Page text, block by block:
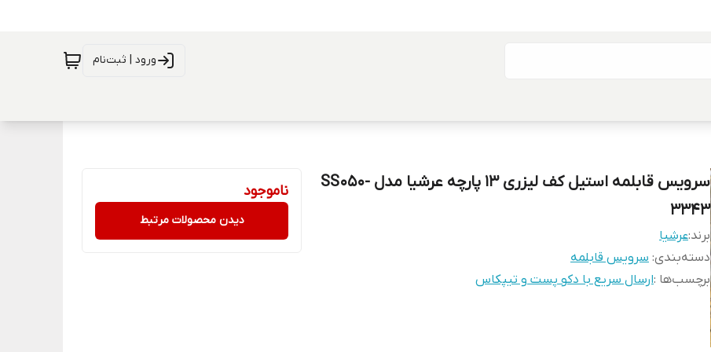
ورود | ثبت‌نام
سرویس قابلمه استیل کف لیزری 13 پارچه عرشیا مدل SS050-
3343
برند:عرشیا
دسته‌بندی: سرویس قابلمه
برچسب‌ها :ارسال سریع با دکو پست و تیپکاس
ناموجود
دیدن محصولات مرتبط